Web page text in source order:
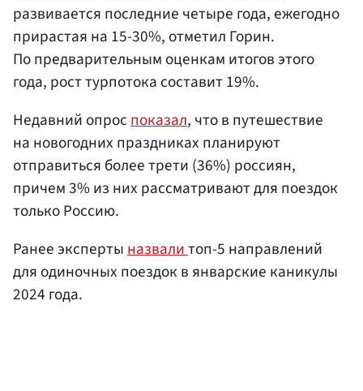
развивается последние четыре года, ежегодно
прирастая на 15-30%, отметил Горин.
По предварительным оценкам итогов этого
года, рост турпотока составит 19%.
Недавний опроспоказал, что в путешествие
на новогодних праздниках планируют
отправиться более трети (36%) россиян,
причем 3% из них рассматривают для поездок
только Россию.
Ранее экспертыназвалитоп-5 направлений
для одиночных поездок в январские каникулы
2024 года.